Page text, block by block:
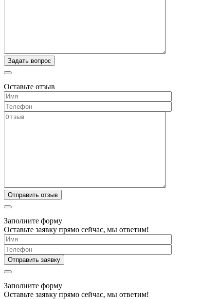
Оставьте отзыв
Заполните форму
Оставьте заявку прямо сейчас, мы ответим!
Заполните форму
Оставьте заявку прямо сейчас, мы ответим!